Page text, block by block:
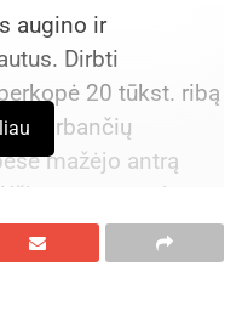
augino ir
Dirbti
20 tūkst. ribą
nedirbančių
mažėjo antrą
tarnybos
– Laisvų
karto daugiau